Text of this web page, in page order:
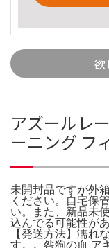
欲
アズールレ
ーニング フ
未開封品ですが外
ください。自宅保
い。また、新品未
込んでる可能性が
【発送方法】濡れ
す。。咎狗の血 ア